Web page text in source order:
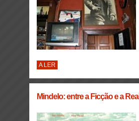
A LER
Mindelo: entre a Ficção e a